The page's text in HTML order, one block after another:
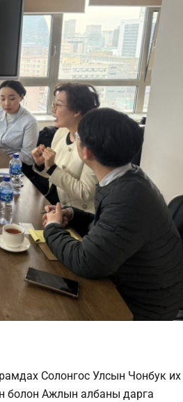
Солонгос Улсын Чонбук их
болон Ажлын албаны дарга